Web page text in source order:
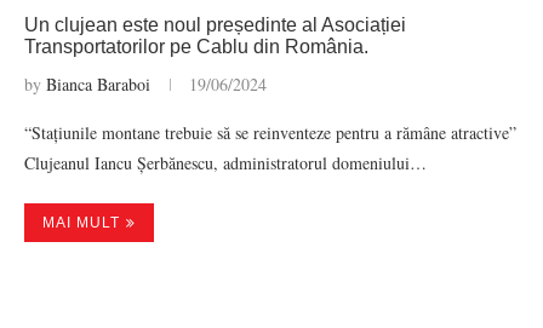
Un clujean este noul președinte al Asociației
Transportatorilor pe Cablu din România.
by Bianca Baraboi 19/06/2024
“Stațiunile montane trebuie să se reinventeze pentru a rămâne atractive”
Clujeanul Iancu Șerbănescu, administratorul domeniului…
MAI MULT